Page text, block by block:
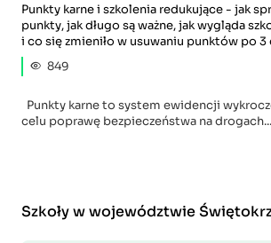
Punkty karne i szkolenia redukujące - jak
punkty, jak długo są ważne, jak wygląda
i co się zmieniło w usuwaniu punktów po 3
849
Punkty karne to system ewidencji
celu poprawę bezpieczeństwa na drogach...
Szkoły w województwie